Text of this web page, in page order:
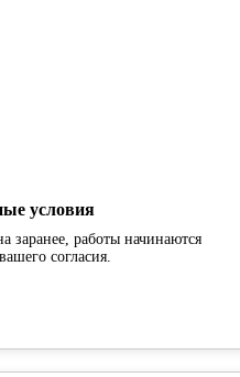
условия
заранее, работы начинаются
согласия.